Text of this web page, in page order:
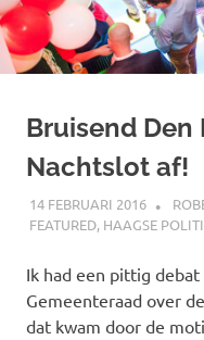
Bruisend Den
Nachtslot af!
14 FEBRUARI 2016
FEATURED, HAAGSE
Ik had een pittig debat
Gemeenteraad over
dat kwam door de